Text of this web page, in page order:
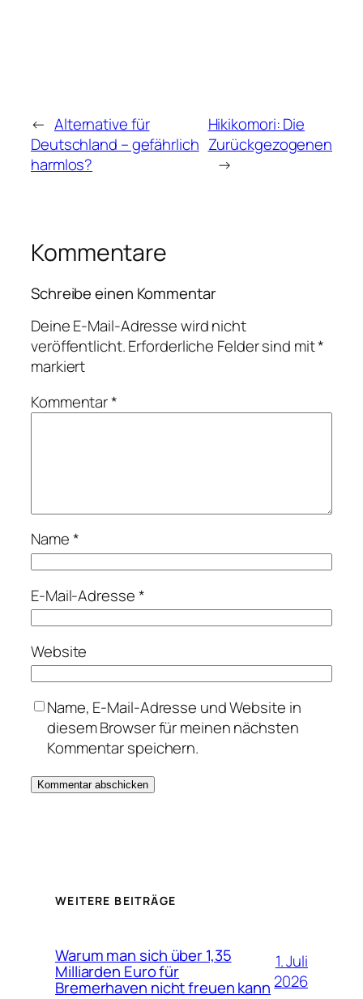
← Alternative für
Deutschland – gefährlich
harmlos?
Hikikomori: Die
Zurückgezogenen
→
Kommentare
Schreibe einen Kommentar
Deine E-Mail-Adresse wird nicht
veröffentlicht.Erforderliche Felder sind mit*
markiert
Kommentar*
Name*
E-Mail-Adresse*
Website
Name, E-Mail-Adresse und Website in
diesem Browser für meinen nächsten
Kommentar speichern.
WEITERE BEITRÄGE
Warum man sich über 1,35
Milliarden Euro für
Bremerhaven nicht freuen kann
1. Juli
2026